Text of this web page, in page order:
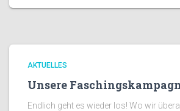
AKTUELLES
Unsere
Endlich geht es wieder los! Wo wir